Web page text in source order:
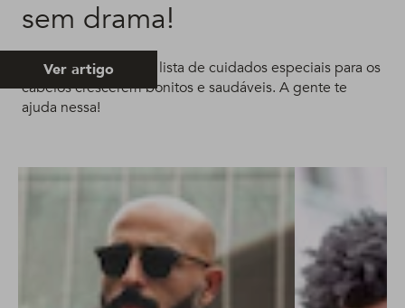
sem drama!
É preciso seguir uma lista de cuidados especiais para os
cabelos crescerem bonitos e saudáveis. A gente te
ajuda nessa!
Ver artigo